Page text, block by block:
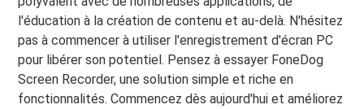
l'éducation à la création de contenu et au-delà. N'hésitez
pas à commencer à utiliser l'enregistrement d'écran PC
pour libérer son potentiel. Pensez à essayer FoneDog
Screen Recorder, une solution simple et riche en
fonctionnalités. Commencez dès aujourd'hui et améliorez